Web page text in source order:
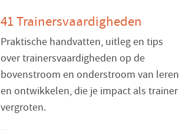
41 Trainersvaardigheden
Praktische handvatten, uitleg en tips
over trainersvaardigheden op de
bovenstroom en onderstroom van leren
en ontwikkelen, die je impact als trainer
vergroten.